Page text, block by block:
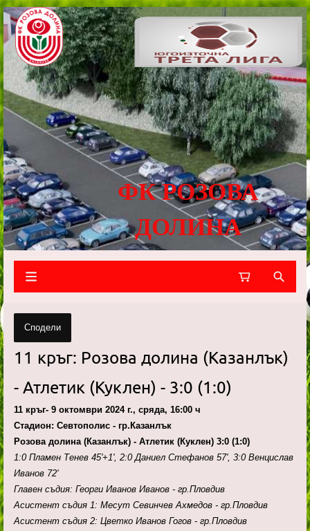
ФК РОЗОВА
ДОЛИНА
Сподели
11 кръг: Розова долина (Казанлък)
- Атлетик (Куклен) - 3:0 (1:0)
11 кръг- 9 октомври 2024 г., сряда, 16:00 ч
Стадион: Севтополис - гр.Казанлък
Розова долина (Казанлък) - Атлетик (Куклен) 3:0 (1:0)
1:0 Пламен Тенев 45'+1', 2:0 Даниел Стефанов 57', 3:0 Венцислав
Иванов 72'
Главен съдия: Георги Иванов Иванов - гр.Пловдив
Асистент съдия 1: Месут Севинчев Ахмедов - гр.Пловдив
Асистент съдия 2: Цветко Иванов Гогов - гр.Пловдив